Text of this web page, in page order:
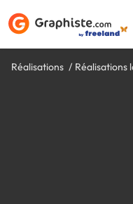
Réalisations Réalisations